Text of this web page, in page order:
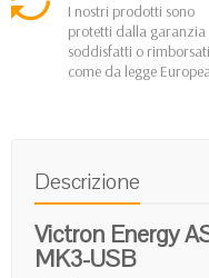
I nostri prodotti sono
protetti dalla garanzia
soddisfatti o rimborsati
come da legge
Descrizione
Victron Energy
MK3-USB